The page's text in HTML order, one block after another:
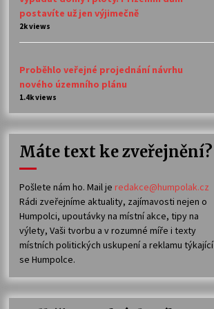
postavíte už jen výjimečně
2k views
Proběhlo veřejné projednání návrhu
nového územního plánu
1.4k views
Máte text ke zveřejnění?
Pošlete nám ho. Mail je redakce@humpolak.cz
Rádi zveřejníme aktuality, zajímavosti nejen o
Humpolci, upoutávky na místní akce, tipy na
výlety, Vaši tvorbu a v rozumné míře i texty
místních politických uskupení a reklamu týkající
se Humpolce.